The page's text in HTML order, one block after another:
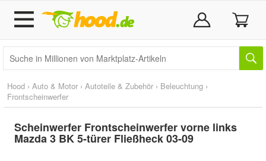
Hood › Auto & Motor › Autoteile & Zubehör › Beleuchtung ›
Frontscheinwerfer
Scheinwerfer Frontscheinwerfer vorne links
Mazda 3 BK 5-türer Fließheck 03-09